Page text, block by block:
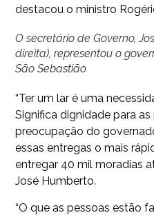
destacou o ministro
O secretário de Governo,
direita), representou o
São Sebastião
“Ter um lar é uma
Significa dignidade para
preocupação do
essas entregas o mais
entregar 40 mil moradias
José Humberto.
“O que as pessoas estão